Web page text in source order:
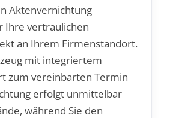
Aktenvernichtung
Ihre vertraulichen
an Ihrem Firmenstandort.
mit integriertem
zum vereinbarten Termin
erfolgt unmittelbar
während Sie den